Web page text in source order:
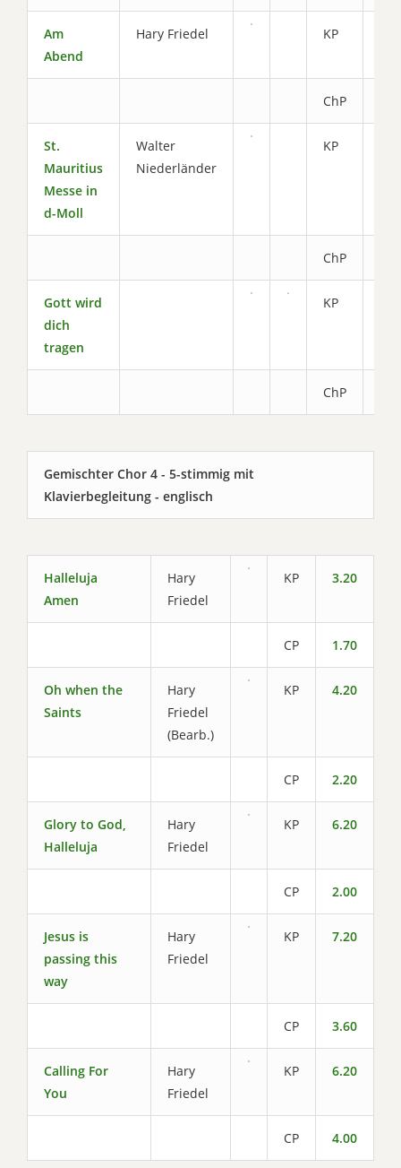
Am
Abend
Hary Friedel KP
ChP
St.
Mauritius
Messe in
d-Moll
Walter
Niederländer
KP
ChP
Gott wird
dich
tragen
KP
ChP
Gemischter Chor 4 - 5-stimmig mit
Klavierbegleitung - englisch
Halleluja
Amen
Hary
Friedel
KP 3.20
CP 1.70
Oh when the
Saints
Hary
Friedel
(Bearb.)
KP 4.20
CP 2.20
Glory to God,
Halleluja
Hary
Friedel
KP 6.20
CP 2.00
Jesus is
passing this
way
Hary
Friedel
KP 7.20
CP 3.60
Calling For
You
Hary
Friedel
KP 6.20
CP 4.00